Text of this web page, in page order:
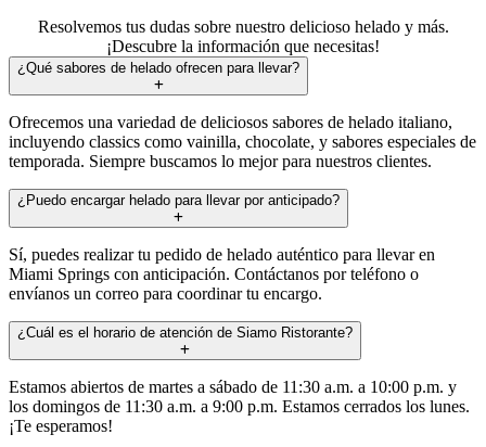
Resolvemos tus dudas sobre nuestro delicioso helado y más.
¡Descubre la información que necesitas!
¿Qué sabores de helado ofrecen para llevar?
Ofrecemos una variedad de deliciosos sabores de helado italiano,
incluyendo classics como vainilla, chocolate, y sabores especiales de
temporada. Siempre buscamos lo mejor para nuestros clientes.
¿Puedo encargar helado para llevar por anticipado?
Sí, puedes realizar tu pedido de helado auténtico para llevar en
Miami Springs con anticipación. Contáctanos por teléfono o
envíanos un correo para coordinar tu encargo.
¿Cuál es el horario de atención de Siamo Ristorante?
Estamos abiertos de martes a sábado de 11:30 a.m. a 10:00 p.m. y
los domingos de 11:30 a.m. a 9:00 p.m. Estamos cerrados los lunes.
¡Te esperamos!